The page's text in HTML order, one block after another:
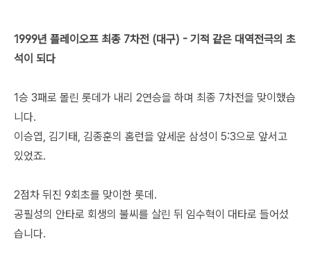
1999년 플레이오프 최종 7차전 (대구) - 기적 같은 대역전극의 초
석이 되다
1승 3패로 몰린 롯데가 내리 2연승을 하며 최종 7차전을 맞이했습
니다.
이승엽, 김기태, 김종훈의 홈런을 앞세운 삼성이 5:3으로 앞서고
있었죠.
2점차 뒤진 9회초를 맞이한 롯데.
공필성의 안타로 회생의 불씨를 살린 뒤 임수혁이 대타로 들어섰
습니다.